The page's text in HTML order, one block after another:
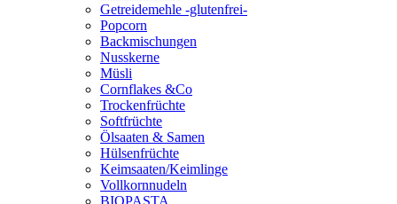
Getreidemehle -glutenfrei-
Popcorn
Backmischungen
Nusskerne
Müsli
Cornflakes &Co
Trockenfrüchte
Softfrüchte
Ölsaaten & Samen
Hülsenfrüchte
Keimsaaten/Keimlinge
Vollkornnudeln